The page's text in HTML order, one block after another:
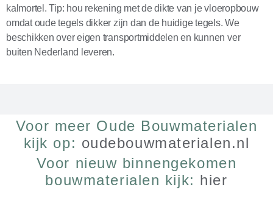
kalmortel. Tip: hou rekening met de dikte van je vloeropbouw
omdat oude tegels dikker zijn dan de huidige tegels. We
beschikken over eigen transportmiddelen en kunnen ver
buiten Nederland leveren.
Voor meer Oude Bouwmaterialen
kijk op: oudebouwmaterialen.nl
Voor nieuw binnengekomen
bouwmaterialen kijk: hier